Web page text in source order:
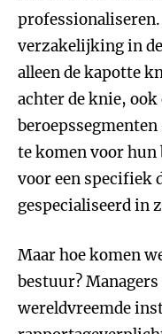
verzakelijking in
alleen de kapotte
achter de knie,
te komen voor hun
voor een specifiek
gespecialiseerd in
Maar hoe komen
bestuur?
wereldvreemde